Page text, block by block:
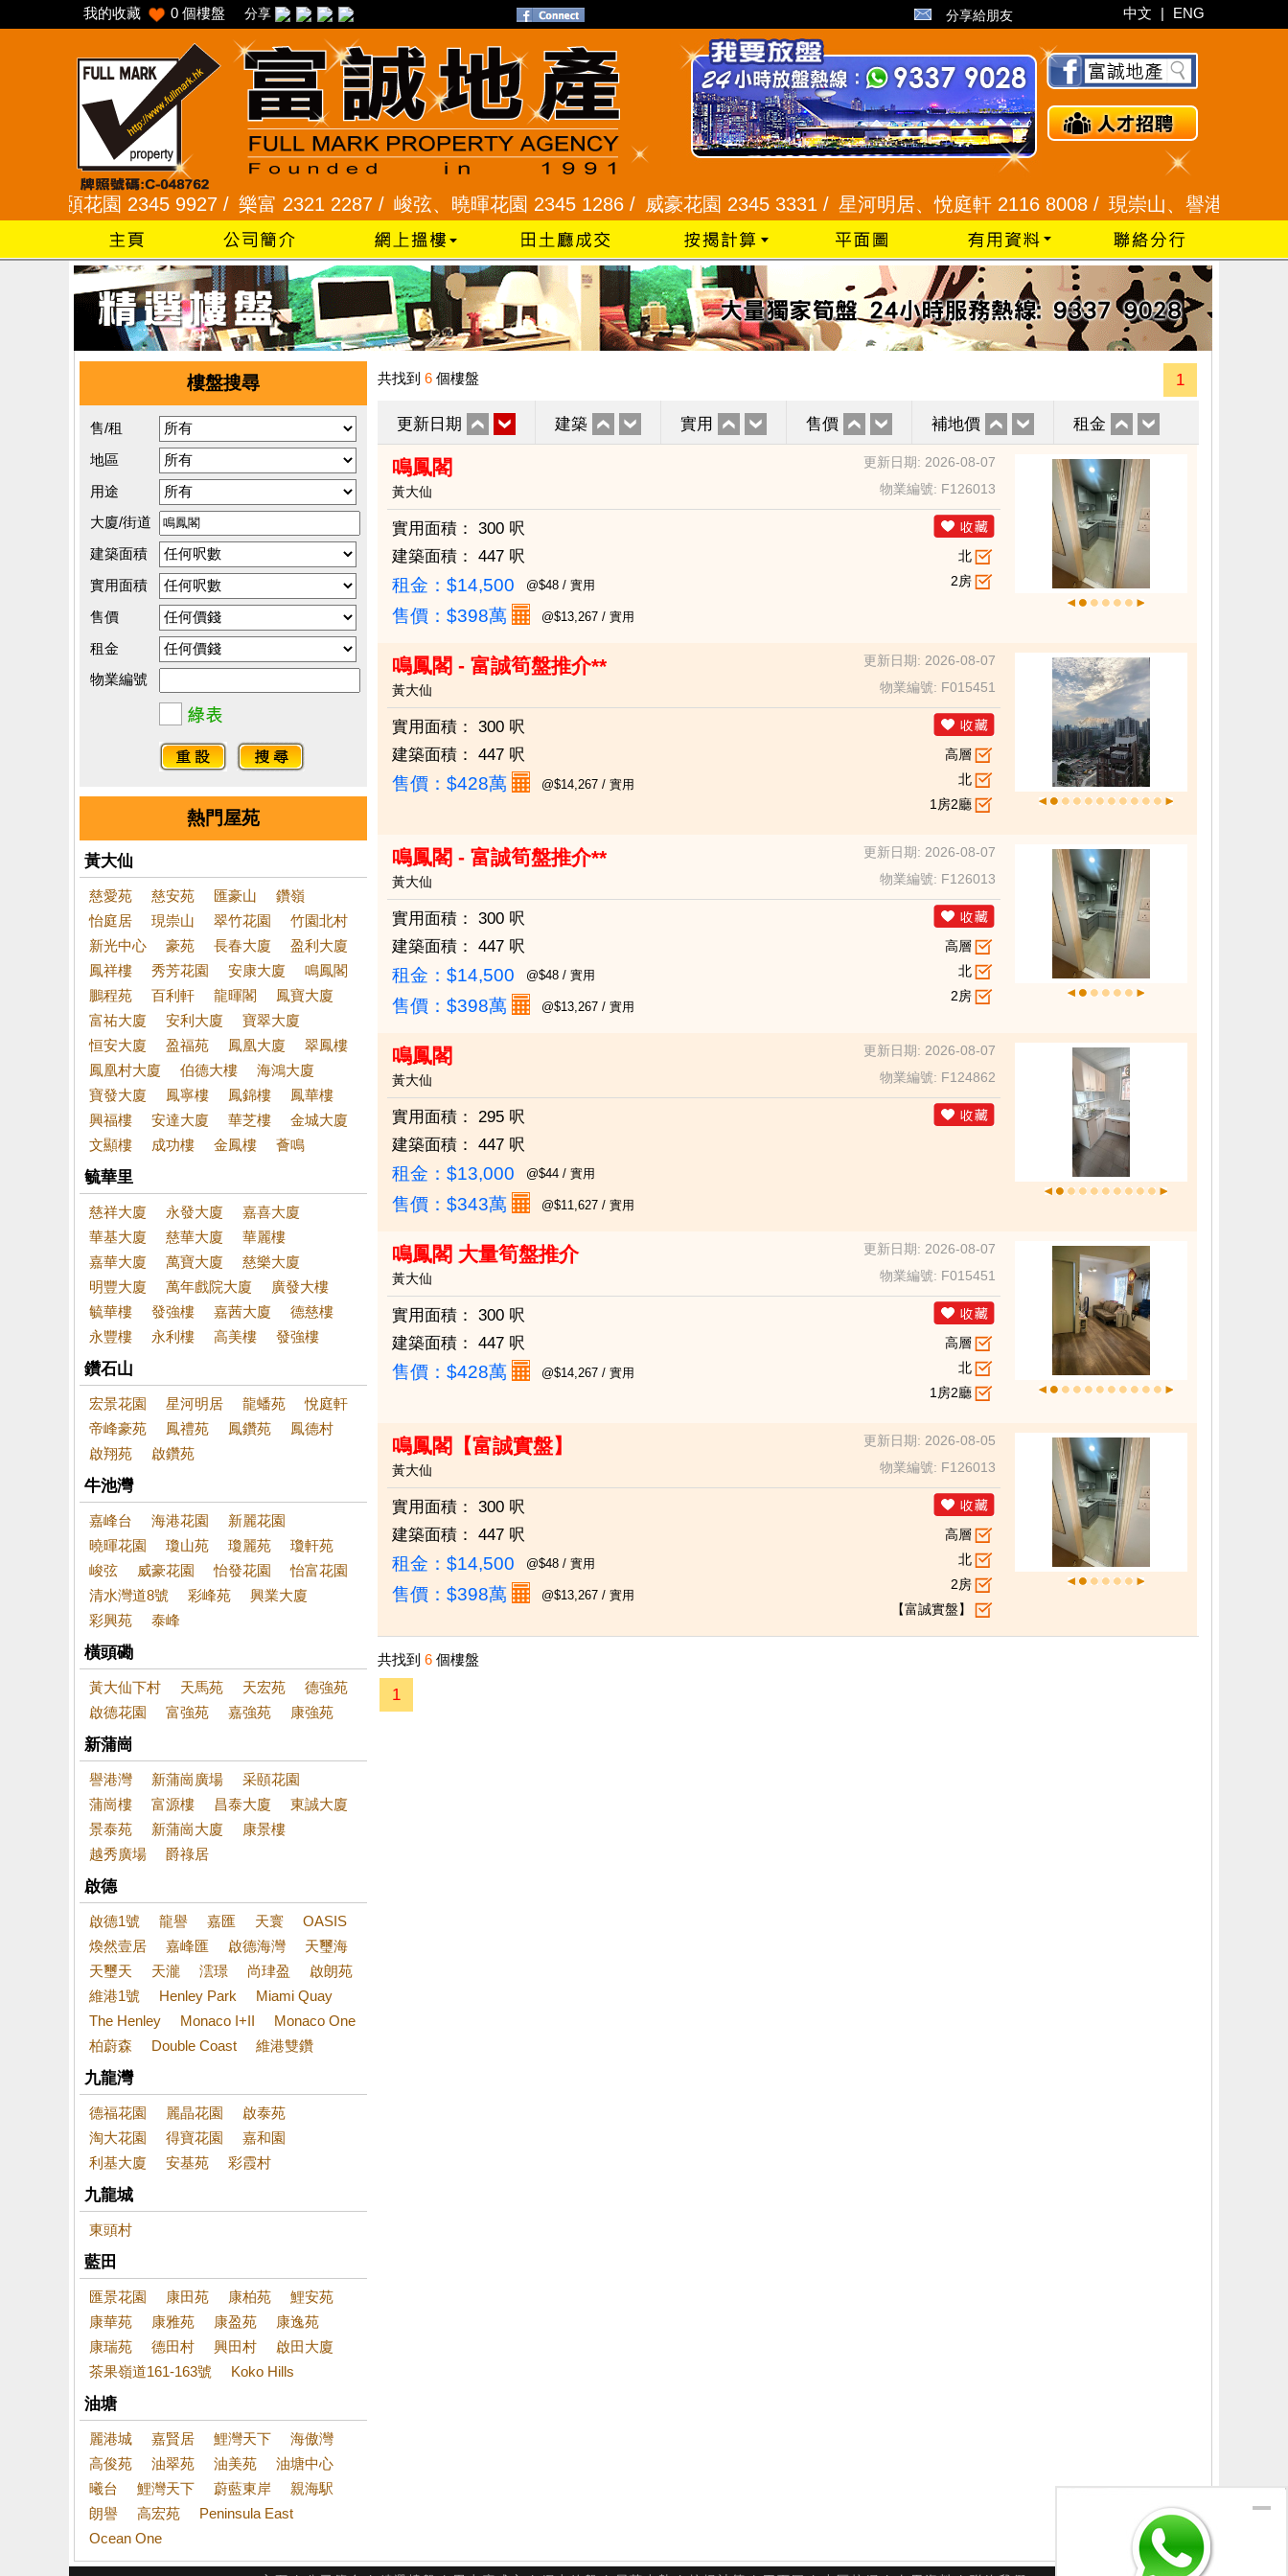
我的收藏 0 個樓盤 分享 分享給朋友 中文 | ENG
頣花園 2345 9927 /樂富 2321 2287 /峻弦、曉暉花園 2345 1286 /威豪花園 2345 3331 /星河明居、悅庭軒 2116 8008 /現崇山、譽港灣 2345
樓盤搜尋
售/租
地區
用途
大廈/街道
建築面積
實用面積
售價
租金
物業編號
熱門屋苑
黃大仙
慈愛苑 慈安苑 匯豪山
鑽嶺
怡庭居
現崇山 翠竹花園
竹園北村
新光中心
豪苑 長春大廈
盈利大廈
鳳祥樓
秀芳花園 安康大廈
鳴鳳閣
鵬程苑
百利軒 龍暉閣
鳳寶大廈
富祐大廈
安利大廈
寶翠大廈
恒安大廈
盈福苑 鳳凰大廈
翠鳳樓
鳳凰村大廈
伯德大樓
海鴻大廈
寶發大廈
鳳寧樓 鳳錦樓
鳳華樓
興福樓
安達大廈 華芝樓
金城大廈
文顯樓
成功樓 金鳳樓 薈鳴
毓華里
慈祥大廈 永發大廈
嘉喜大廈
華基大廈
慈華大廈
華麗樓
嘉華大廈
萬寶大廈
慈樂大廈
明豐大廈
萬年戲院大廈
廣發大樓
毓華樓
發強樓 嘉茜大廈
德慈樓
永豐樓
永利樓 高美樓 發強樓
鑽石山
宏景花園 星河明居 龍蟠苑
悅庭軒
帝峰豪苑
鳳禮苑 鳳鑽苑
鳳德村
啟翔苑
啟鑽苑
牛池灣
嘉峰台 海港花園
新麗花園
曉暉花園
瓊山苑 瓊麗苑
瓊軒苑
峻弦
威豪花園 怡發花園
怡富花園
清水灣道8號
彩峰苑
興業大廈
彩興苑
泰峰
橫頭磡
黃大仙下村 天馬苑 天宏苑
德強苑
啟德花園
富強苑 嘉強苑 康強苑
新蒲崗
譽港灣 新蒲崗廣場
采頤花園
蒲崗樓
富源樓 昌泰大廈
東誠大廈
景泰苑
新蒲崗大廈
康景樓
越秀廣場
爵祿居
啟德
啟德1號 龍譽 嘉匯 天寰
OASIS
煥然壹居
嘉峰匯 啟德海灣
天璽海
天璽天
天瀧 澐璟 尚珒盈
啟朗苑
維港1號
Henley Park
Miami Quay
The Henley
Monaco I+II
Monaco One
柏蔚森
Double Coast 維港雙鑽
九龍灣
德福花園 麗晶花園
啟泰苑
淘大花園
得寶花園
嘉和園
利基大廈
安基苑 彩霞村
九龍城
東頭村
藍田
匯景花園 康田苑 康柏苑
鯉安苑
康華苑
康雅苑 康盈苑
康逸苑
康瑞苑
德田村 興田村
啟田大廈
茶果嶺道161-163號
Koko Hills
油塘
麗港城 嘉賢居 鯉灣天下
海傲灣
高俊苑
油翠苑 油美苑
油塘中心
曦台
鯉灣天下 蔚藍東岸
親海駅
朗譽
高宏苑
Peninsula East
Ocean One
共找到 6 個樓盤 1
更新日期 建築 實用 售價 補地價 租金
鳴鳳閣
更新日期: 2026-08-07
黃大仙
物業編號: F126013
實用面積：
300 呎
建築面積：
447 呎
租金：$14,500 @$48 / 實用
售價： $398萬 @$13,267 / 實用
北
2房
鳴鳳閣 - 富誠筍盤推介**
更新日期: 2026-08-07
黃大仙
物業編號: F015451
實用面積：
300 呎
建築面積：
447 呎
售價： $428萬 @$14,267 / 實用
高層
北
1房2廳
鳴鳳閣 - 富誠筍盤推介**
更新日期: 2026-08-07
黃大仙
物業編號: F126013
實用面積：
300 呎
建築面積：
447 呎
租金：$14,500 @$48 / 實用
售價： $398萬 @$13,267 / 實用
高層
北
2房
鳴鳳閣
更新日期: 2026-08-07
黃大仙
物業編號: F124862
實用面積：
295 呎
建築面積：
447 呎
租金：$13,000 @$44 / 實用
售價： $343萬 @$11,627 / 實用
鳴鳳閣 大量筍盤推介
更新日期: 2026-08-07
黃大仙
物業編號: F015451
實用面積：
300 呎
建築面積：
447 呎
售價： $428萬 @$14,267 / 實用
高層
北
1房2廳
鳴鳳閣【富誠實盤】
更新日期: 2026-08-05
黃大仙
物業編號: F126013
實用面積：
300 呎
建築面積：
447 呎
租金：$14,500 @$48 / 實用
售價： $398萬 @$13,267 / 實用
高層
北
2房
【富誠實盤】
共找到 6 個樓盤
1